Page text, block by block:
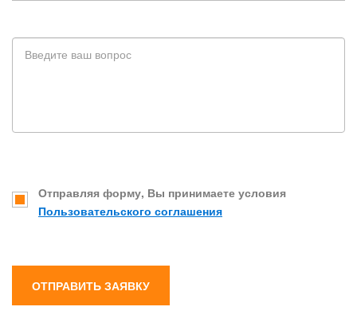
Отправляя форму, Вы принимаете условия
Пользовательского соглашения
ОТПРАВИТЬ ЗАЯВКУ